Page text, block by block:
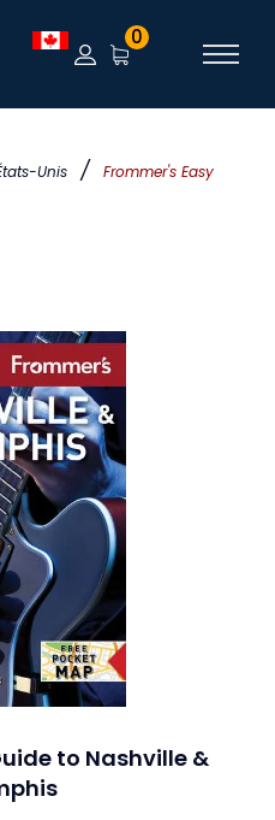
Unis /
Frommer's Easy
0
to Nashville &